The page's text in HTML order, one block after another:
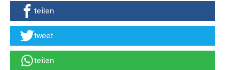
teilen
tweet
teilen